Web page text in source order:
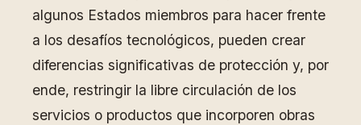
algunos Estados miembros para hacer frente
a los desafíos tecnológicos, pueden crear
diferencias significativas de protección y, por
ende, restringir la libre circulación de los
servicios o productos que incorporen obras